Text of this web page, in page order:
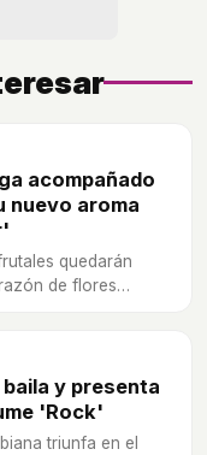
acompañado
nuevo aroma
quedarán
de flores
y presenta
'Rock'
triunfa en el